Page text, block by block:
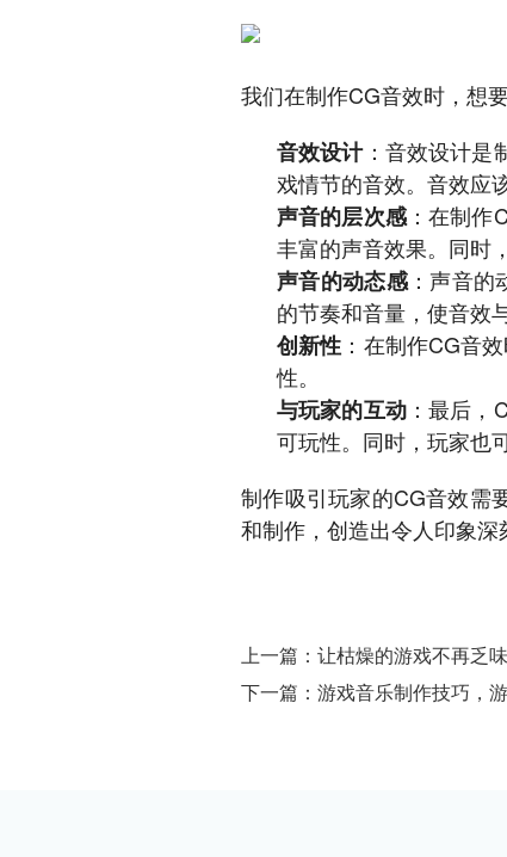
我们在制作CG音效时，想
音效设计：音效设计是
戏情节的音效。音效应
声音的层次感：在制作
丰富的声音效果。同时
声音的动态感 ：声音
的节奏和音量，使音效
创新性 ：在制作CG音
性。
与玩家的互动：最后，
可玩性。同时，玩家也
制作吸引玩家的CG音效需
和制作，创造出令人印象深
上一篇：让枯燥的游戏不再乏
下一篇：游戏音乐制作技巧，